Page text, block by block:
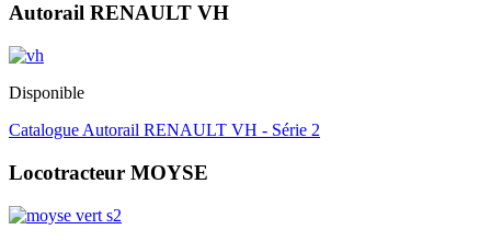
Autorail RENAULT VH
Disponible
Catalogue Autorail RENAULT VH - Série 2
Locotracteur MOYSE